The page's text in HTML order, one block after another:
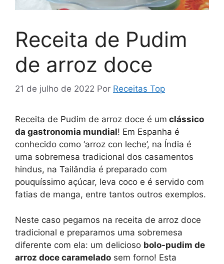
Receita de Pudim
de arroz doce
21 de julho de 2022 Por Receitas Top
Receita de Pudim de arroz doce é um clássico
da gastronomia mundial! Em Espanha é
conhecido como ‘arroz con leche’, na Índia é
uma sobremesa tradicional dos casamentos
hindus, na Tailândia é preparado com
pouquíssimo açúcar, leva coco e é servido com
fatias de manga, entre tantos outros exemplos.
Neste caso pegamos na receita de arroz doce
tradicional e preparamos uma sobremesa
diferente com ela: um delicioso bolo-pudim de
arroz doce caramelado sem forno! Esta